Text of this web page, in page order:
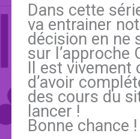
Dans cette
va entrainer
décision en ne
sur l’approche
Il est vivement
d’avoir
des cours du
lancer !
Bonne chance !